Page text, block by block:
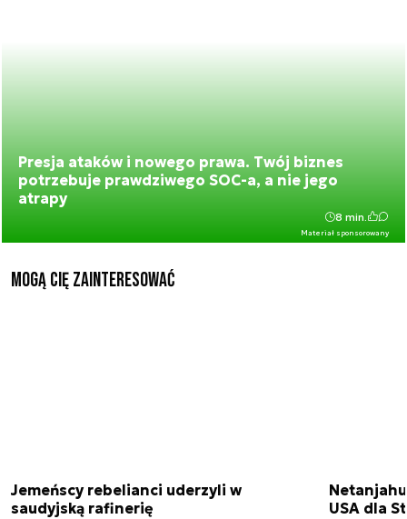
Presja ataków i nowego prawa. Twój biznes
potrzebuje prawdziwego SOC-a, a nie jego
atrapy
Materiał sponsorowany
8 min.
Mogą Cię zainteresować
Jemeńscy rebelianci uderzyli w
saudyjską rafinerię
USA dla